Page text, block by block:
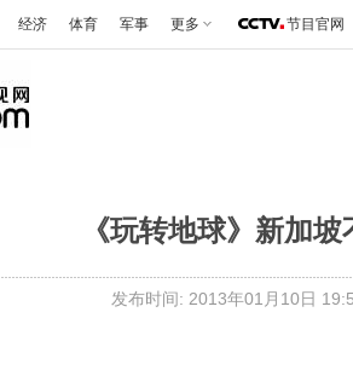
经济 体育 军事 更多 节目官网
《玩转地球》新加
发布时间: 2013年01月10日